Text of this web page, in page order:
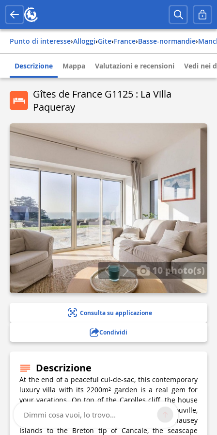
Punto di interesse› Alloggi› Gite› france› basse-normandie›
Descrizione Mappa Valutazioni e recensioni Vedi nei
Gîtes de France G1125 : La Villa
Paqueray
10 photo(s)
Consulta su applicazione
Condividi
Descrizione
At the end of a peaceful cul-de-sac, this contemporary
luxury villa with its 2200m² garden is a real gem for
your vacations. On top of the Carolles cliff, the house
overlooks the sandy beach of Carolles and Jullouville,
and enjoys a unique 180° view. From the Chausey
Islands to the Breton tip of Cancale, the seascape
Dimmi cosa vuoi, lo trovo...